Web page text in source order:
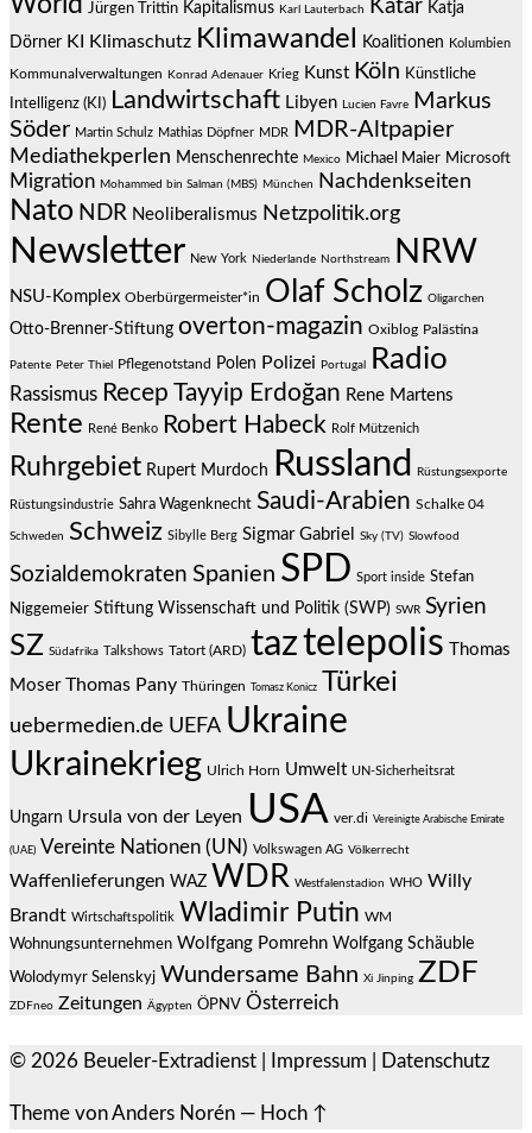
Jürgen Trittin Kapitalismus Karl Lauterbach Katar Katja
Dörner KI Klimaschutz Klimawandel Koalitionen Kolumbien
Kommunalverwaltungen Konrad Adenauer Krieg Kunst Köln Künstliche
Intelligenz (KI) Landwirtschaft Libyen Lucien Favre
Markus
Söder Martin Schulz Mathias Döpfner MDR MDR-Altpapier
Mediathekperlen Menschenrechte Mexico Michael Maier Microsoft
Migration Mohammed bin Salman (MBS) München Nachdenkseiten
Nato NDR Neoliberalismus Netzpolitik.org
Newsletter New York Niederlande Northstream NRW
NSU-Komplex Oberbürgermeister*in Olaf Scholz Oligarchen
Otto-Brenner-Stiftung overton-magazin Oxiblog Palästina
Patente Peter Thiel Pflegenotstand Polen Polizei Portugal Radio
Rassismus Recep Tayyip Erdoğan Rene Martens
Rente René Benko Robert Habeck Rolf Mützenich
Ruhrgebiet Rupert Murdoch Russland Rüstungsexporte
Rüstungsindustrie Sahra Wagenknecht Saudi-Arabien Schalke 04
Schweden Schweiz Sibylle Berg Sigmar Gabriel Sky (TV) Slowfood
Sozialdemokraten Spanien SPD Sport inside Stefan
Niggemeier Stiftung Wissenschaft und Politik (SWP) SWR Syrien
SZ Südafrika Talkshows Tatort (ARD) taztelepolis
Thomas
Moser Thomas Pany Thüringen Tomasz Konicz Türkei
uebermedien.de UEFA Ukraine
Ukrainekrieg Ulrich Horn Umwelt UN-Sicherheitsrat
Ungarn Ursula von der Leyen USA ver.di Vereinigte Arabische Emirate
(UAE) Vereinte Nationen (UN) Volkswagen AG Völkerrecht
Waffenlieferungen WAZ WDR Westfalenstadion WHO Willy
Brandt Wirtschaftspolitik Wladimir Putin WM
Wohnungsunternehmen Wolfgang Pomrehn Wolfgang Schäuble
Wolodymyr Selenskyj Wundersame Bahn Xi Jinping ZDF
ZDFneo Zeitungen Ägypten ÖPNV Österreich
© 2026 Beueler-Extradienst Impressum Datenschutz
Theme vonAnders Norén — Hoch ↑